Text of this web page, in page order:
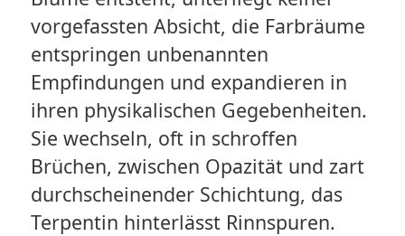
vorgefassten Absicht, die Farbräume
entspringen unbenannten
Empfindungen und expandieren in
ihren physikalischen Gegebenheiten.
Sie wechseln, oft in schroffen
Brüchen, zwischen Opazität und zart
durchscheinender Schichtung, das
Terpentin hinterlässt Rinnspuren.